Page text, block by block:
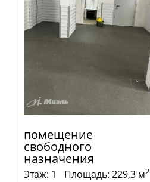
помещение
свободного
назначения
Этаж: 1 Площадь: 229,3 м2